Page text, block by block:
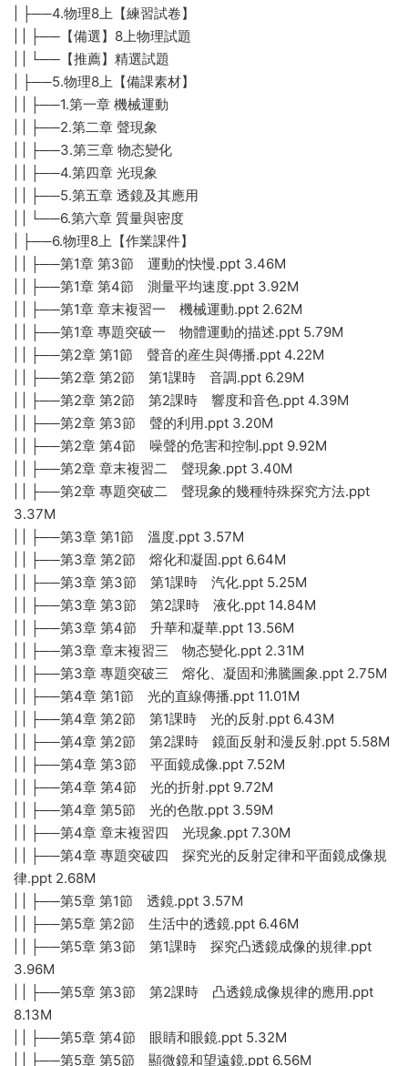
| ├──4.物理8上【練習試卷】
| | ├──【備選】8上物理試題
| | └──【推薦】精選試題
| ├──5.物理8上【備課素材】
| | ├──1.第一章 機械運動
| | ├──2.第二章 聲現象
| | ├──3.第三章 物态變化
| | ├──4.第四章 光現象
| | ├──5.第五章 透鏡及其應用
| | └──6.第六章 質量與密度
| ├──6.物理8上【作業課件】
| | ├──第1章 第3節 運動的快慢.ppt 3.46M
| | ├──第1章 第4節 測量平均速度.ppt 3.92M
| | ├──第1章 章末複習一 機械運動.ppt 2.62M
| | ├──第1章 專題突破一 物體運動的描述.ppt 5.79M
| | ├──第2章 第1節 聲音的産生與傳播.ppt 4.22M
| | ├──第2章 第2節 第1課時 音調.ppt 6.29M
| | ├──第2章 第2節 第2課時 響度和音色.ppt 4.39M
| | ├──第2章 第3節 聲的利用.ppt 3.20M
| | ├──第2章 第4節 噪聲的危害和控制.ppt 9.92M
| | ├──第2章 章末複習二 聲現象.ppt 3.40M
| | ├──第2章 專題突破二 聲現象的幾種特殊探究方法.ppt
3.37M
| | ├──第3章 第1節 溫度.ppt 3.57M
| | ├──第3章 第2節 熔化和凝固.ppt 6.64M
| | ├──第3章 第3節 第1課時 汽化.ppt 5.25M
| | ├──第3章 第3節 第2課時 液化.ppt 14.84M
| | ├──第3章 第4節 升華和凝華.ppt 13.56M
| | ├──第3章 章末複習三 物态變化.ppt 2.31M
| | ├──第3章 專題突破三 熔化、凝固和沸騰圖象.ppt 2.75M
| | ├──第4章 第1節 光的直線傳播.ppt 11.01M
| | ├──第4章 第2節 第1課時 光的反射.ppt 6.43M
| | ├──第4章 第2節 第2課時 鏡面反射和漫反射.ppt 5.58M
| | ├──第4章 第3節 平面鏡成像.ppt 7.52M
| | ├──第4章 第4節 光的折射.ppt 9.72M
| | ├──第4章 第5節 光的色散.ppt 3.59M
| | ├──第4章 章末複習四 光現象.ppt 7.30M
| | ├──第4章 專題突破四 探究光的反射定律和平面鏡成像規
律.ppt 2.68M
| | ├──第5章 第1節 透鏡.ppt 3.57M
| | ├──第5章 第2節 生活中的透鏡.ppt 6.46M
| | ├──第5章 第3節 第1課時 探究凸透鏡成像的規律.ppt
3.96M
| | ├──第5章 第3節 第2課時 凸透鏡成像規律的應用.ppt
8.13M
| | ├──第5章 第4節 眼睛和眼鏡.ppt 5.32M
| | ├──第5章 第5節 顯微鏡和望遠鏡.ppt 6.56M